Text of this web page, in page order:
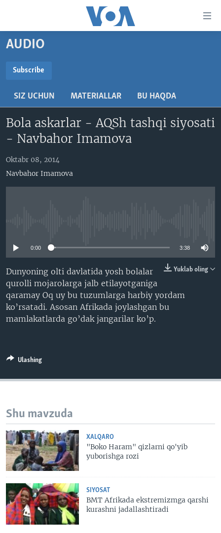
boring
Boshiga
Qidiruvga
AMERIKA
VATANDOSHLAR
MULTIMEDIA
AMERIKA MANZARALARI
XALQARO HAYOT
XABARLAR SURATLARDA
IJTIMOIY TARMOQLAR
FACEBOOK
TELEGRAM
SOUNDCLOUD
INGLIZ TILI DARSLARI
VOA
AUDIO
Subscribe
SIZ UCHUN MATERIALLAR BU HAQDA
Bola askarlar - AQSh tashqi siyosati
- Navbahor Imamova
Oktabr 08, 2014
Navbahor Imamova
0:00 3:38
Yuklab oling
Dunyoning olti davlatida yosh bolalar
qurolli mojarolarga jalb etilayotganiga
qaramay Oq uy bu tuzumlarga harbiy yordam
ko’rsatadi. Asosan Afrikada joylashgan bu
mamlakatlarda go’dak jangarilar ko’p.
Ulashing
Shu mavzuda
XALQARO
"Boko Haram" qizlarni qo'yib
yuborishga rozi
SIYOSAT
BMT Afrikada ekstremizmga qarshi
kurashni jadallashtiradi